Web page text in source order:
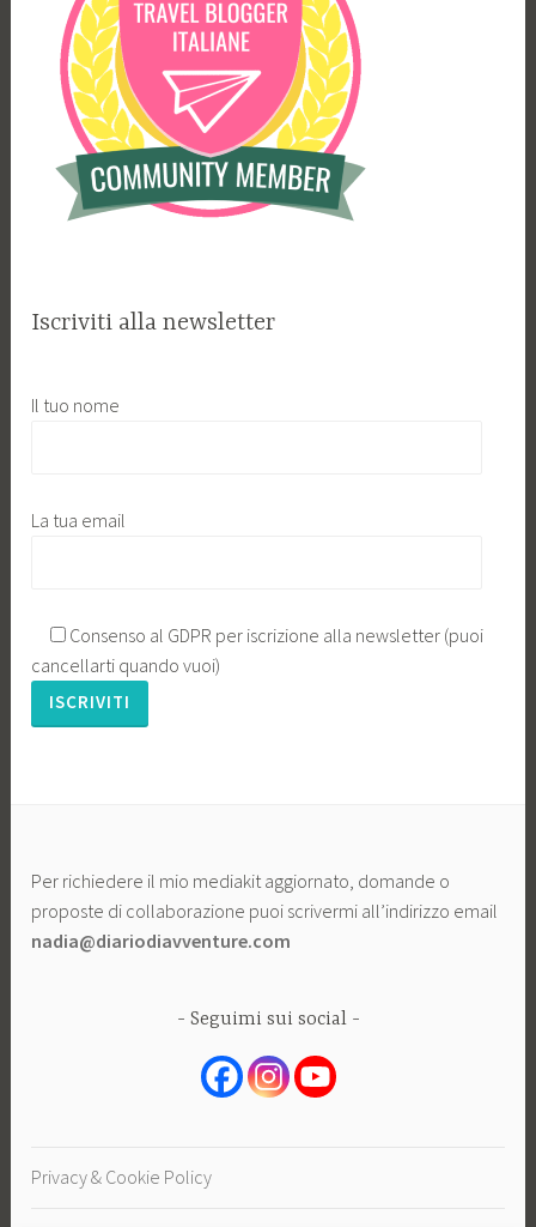
Iscriviti alla newsletter
Il tuo nome
La tua email
Consenso al GDPR per iscrizione alla newsletter (puoi
cancellarti quando vuoi)
Per richiedere il mio mediakit aggiornato, domande o
proposte di collaborazione puoi scrivermi all’indirizzo email
nadia@diariodiavventure.com
Seguimi sui social
Privacy & Cookie Policy